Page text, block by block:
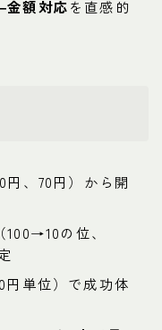
額対応を直感的
円、70円）から開
（100→10の位、
円単位）で成功体